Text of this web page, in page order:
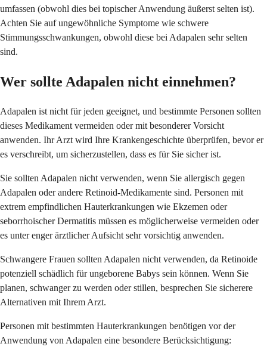
umfassen (obwohl dies bei topischer Anwendung äußerst selten ist).
Achten Sie auf ungewöhnliche Symptome wie schwere
Stimmungsschwankungen, obwohl diese bei Adapalen sehr selten
sind.
Wer sollte Adapalen nicht einnehmen?
Adapalen ist nicht für jeden geeignet, und bestimmte Personen sollten
dieses Medikament vermeiden oder mit besonderer Vorsicht
anwenden. Ihr Arzt wird Ihre Krankengeschichte überprüfen, bevor er
es verschreibt, um sicherzustellen, dass es für Sie sicher ist.
Sie sollten Adapalen nicht verwenden, wenn Sie allergisch gegen
Adapalen oder andere Retinoid-Medikamente sind. Personen mit
extrem empfindlichen Hauterkrankungen wie Ekzemen oder
seborrhoischer Dermatitis müssen es möglicherweise vermeiden oder
es unter enger ärztlicher Aufsicht sehr vorsichtig anwenden.
Schwangere Frauen sollten Adapalen nicht verwenden, da Retinoide
potenziell schädlich für ungeborene Babys sein können. Wenn Sie
planen, schwanger zu werden oder stillen, besprechen Sie sicherere
Alternativen mit Ihrem Arzt.
Personen mit bestimmten Hauterkrankungen benötigen vor der
Anwendung von Adapalen eine besondere Berücksichtigung: